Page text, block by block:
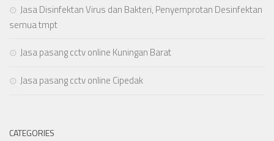
Jasa Disinfektan Virus dan Bakteri, Penyemprotan Desinfektan
semua tmpt
Jasa pasang cctv online Kuningan Barat
Jasa pasang cctv online Cipedak
CATEGORIES